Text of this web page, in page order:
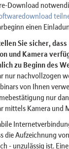
Download
einen
Sie sicher,
und Kamera
zu Beginn des
nur nachvollzogen
von Ihnen
nur
mittels Kamera und
die Aufzeichnung
- unzulässig ist.